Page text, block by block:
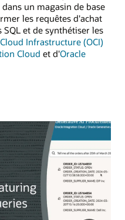
dans un magasin de base
les requêtes d'achat
et de synthétiser les
Infrastructure (OCI)
Cloud et d'Oracle